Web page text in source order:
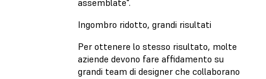
assemblate".
Ingombro ridotto, grandi risultati
Per ottenere lo stesso risultato, molte
aziende devono fare affidamento su
grandi team di designer che collaborano